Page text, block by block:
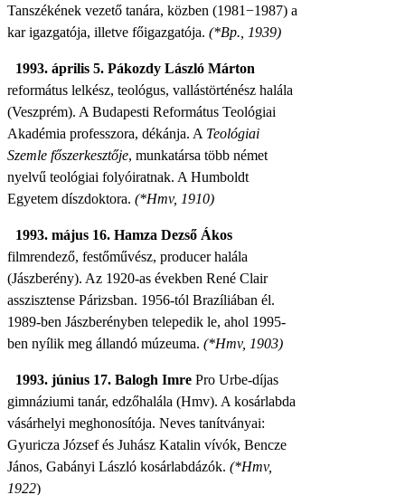
Tanszékének vezető tanára, közben (1981−1987) a
kar igazgatója, illetve főigazgatója. (*Bp., 1939)
1993. április 5. Pákozdy László Márton
református lelkész, teológus, vallástörténész halála
(Veszprém). A Budapesti Református Teológiai
Akadémia professzora, dékánja. A Teológiai
Szemle főszerkesztője, munkatársa több német
nyelvű teológiai folyóiratnak. A Humboldt
Egyetem díszdoktora. (*Hmv, 1910)
1993. május 16. Hamza Dezső Ákos
filmrendező, festőművész, producer halála
(Jászberény). Az 1920-as években René Clair
asszisztense Párizsban. 1956-tól Brazíliában él.
1989-ben Jászberényben telepedik le, ahol 1995-
ben nyílik meg állandó múzeuma. (*Hmv, 1903)
1993. június 17. Balogh Imre Pro Urbe-díjas
gimnáziumi tanár, edzőhalála (Hmv). A kosárlabda
vásárhelyi meghonosítója. Neves tanítványai:
Gyuricza József és Juhász Katalin vívók, Bencze
János, Gabányi László kosárlabdázók. (*Hmv,
1922)